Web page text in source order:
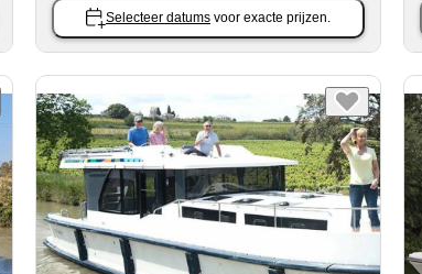
Selecteer datums voor exacte prijzen.